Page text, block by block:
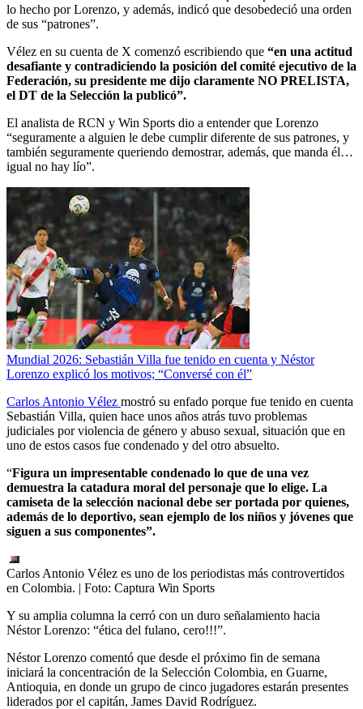
lo hecho por Lorenzo, y además, indicó que desobedeció una orden
de sus “patrones”.
Vélez en su cuenta de X comenzó escribiendo que “en una actitud
desafiante y contradiciendo la posición del comité ejecutivo de la
Federación, su presidente me dijo claramente NO PRELISTA,
el DT de la Selección la publicó”.
El analista de RCN y Win Sports dio a entender que Lorenzo
“seguramente a alguien le debe cumplir diferente de sus patrones, y
también seguramente queriendo demostrar, además, que manda él…
igual no hay lío”.
Mundial 2026: Sebastián Villa fue tenido en cuenta y Néstor
Lorenzo explicó los motivos; “Conversé con él”
Carlos Antonio Vélez mostró su enfado porque fue tenido en cuenta
Sebastián Villa, quien hace unos años atrás tuvo problemas
judiciales por violencia de género y abuso sexual, situación que en
uno de estos casos fue condenado y del otro absuelto.
“Figura un impresentable condenado lo que de una vez
demuestra la catadura moral del personaje que lo elige. La
camiseta de la selección nacional debe ser portada por quienes,
además de lo deportivo, sean ejemplo de los niños y jóvenes que
siguen a sus componentes”.
Carlos Antonio Vélez es uno de los periodistas más controvertidos
en Colombia. | Foto: Captura Win Sports
Y su amplia columna la cerró con un duro señalamiento hacia
Néstor Lorenzo: “ética del fulano, cero!!!”.
Néstor Lorenzo comentó que desde el próximo fin de semana
iniciará la concentración de la Selección Colombia, en Guarne,
Antioquia, en donde un grupo de cinco jugadores estarán presentes
liderados por el capitán, James David Rodríguez.